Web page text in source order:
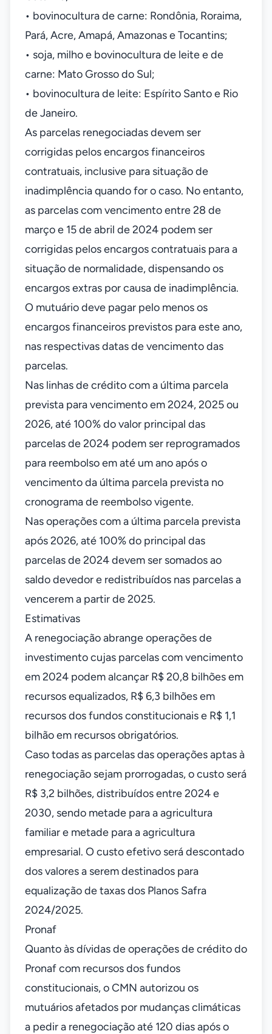
• bovinocultura de carne: Rondônia, Roraima,
Pará, Acre, Amapá, Amazonas e Tocantins;
• soja, milho e bovinocultura de leite e de
carne: Mato Grosso do Sul;
• bovinocultura de leite: Espírito Santo e Rio
de Janeiro.
As parcelas renegociadas devem ser
corrigidas pelos encargos financeiros
contratuais, inclusive para situação de
inadimplência quando for o caso. No entanto,
as parcelas com vencimento entre 28 de
março e 15 de abril de 2024 podem ser
corrigidas pelos encargos contratuais para a
situação de normalidade, dispensando os
encargos extras por causa de inadimplência.
O mutuário deve pagar pelo menos os
encargos financeiros previstos para este ano,
nas respectivas datas de vencimento das
parcelas.
Nas linhas de crédito com a última parcela
prevista para vencimento em 2024, 2025 ou
2026, até 100% do valor principal das
parcelas de 2024 podem ser reprogramados
para reembolso em até um ano após o
vencimento da última parcela prevista no
cronograma de reembolso vigente.
Nas operações com a última parcela prevista
após 2026, até 100% do principal das
parcelas de 2024 devem ser somados ao
saldo devedor e redistribuídos nas parcelas a
vencerem a partir de 2025.
Estimativas
A renegociação abrange operações de
investimento cujas parcelas com vencimento
em 2024 podem alcançar R$ 20,8 bilhões em
recursos equalizados, R$ 6,3 bilhões em
recursos dos fundos constitucionais e R$ 1,1
bilhão em recursos obrigatórios.
Caso todas as parcelas das operações aptas à
renegociação sejam prorrogadas, o custo será
R$ 3,2 bilhões, distribuídos entre 2024 e
2030, sendo metade para a agricultura
familiar e metade para a agricultura
empresarial. O custo efetivo será descontado
dos valores a serem destinados para
equalização de taxas dos Planos Safra
2024/2025.
Pronaf
Quanto às dívidas de operações de crédito do
Pronaf com recursos dos fundos
constitucionais, o CMN autorizou os
mutuários afetados por mudanças climáticas
a pedir a renegociação até 120 dias após o